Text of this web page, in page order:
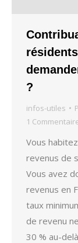
?
infos-utiles
1
Vous
revenus de
Vous avez
revenus en
taux
de revenu
30 % au-